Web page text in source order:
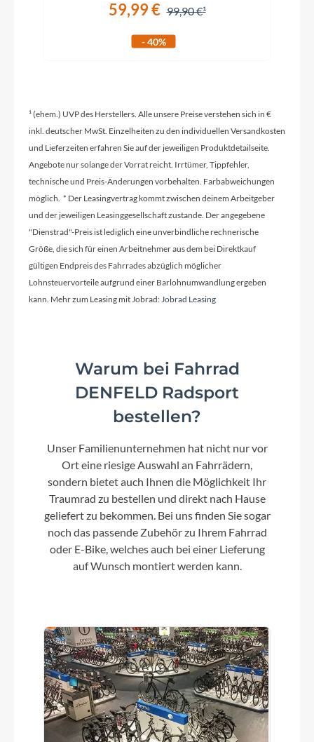
Cannondale Bar Tape, 3.5mm
Shimano 105 Di2 R7150, 12-speed
Rahmenmaterial
Carbon
Kurbelgarnitur
Shimano 105 7100, 50/34: 165mm (44-50cm),
170mm (52-56cm), 172.5 (58-61cm)
Kassette
Lenker
Vision Trimax Carbon Aero: 380mm (44-56),
400mm (58-61)
Farbe
Raw
Kette
Shimano 105, 12-speed
Umwerfer
Shimano 105 Di2 R7170
Steuersatz
59,99 € 99,90 €
- 40%
¹ (ehem.) UVP des Herstellers. Alle unsere Preise verstehen sich in €
inkl. deutscher MwSt. Einzelheiten zu den individuellen Versandkosten
und Lieferzeiten erfahren Sie auf der jeweiligen Produktdetailseite.
Angebote nur solange der Vorrat reicht. Irrtümer, Tippfehler,
technische und Preis-Änderungen vorbehalten. Farbabweichungen
möglich. * Der Leasingvertrag kommt zwischen deinem Arbeitgeber
und der jeweiligen Leasinggesellschaft zustande. Der angegebene
"Dienstrad"-Preis ist lediglich eine unverbindliche rechnerische
Größe, die sich für einen Arbeitnehmer aus dem bei Direktkauf
gültigen Endpreis des Fahrrades abzüglich möglicher
Lohnsteuervorteile aufgrund einer Barlohnumwandlung ergeben
kann. Mehr zum Leasing mit Jobrad:Jobrad Leasing
Warum bei Fahrrad
DENFELD Radsport
bestellen?
Unser Familienunternehmen hat nicht nur vor
Ort eine riesige Auswahl an Fahrrädern,
sondern bietet auch Ihnen die Möglichkeit Ihr
Traumrad zu bestellen und direkt nach Hause
geliefert zu bekommen. Bei uns finden Sie sogar
noch das passende Zubehör zu Ihrem Fahrrad
oder E-Bike, welches auch bei einer Lieferung
auf Wunsch montiert werden kann.